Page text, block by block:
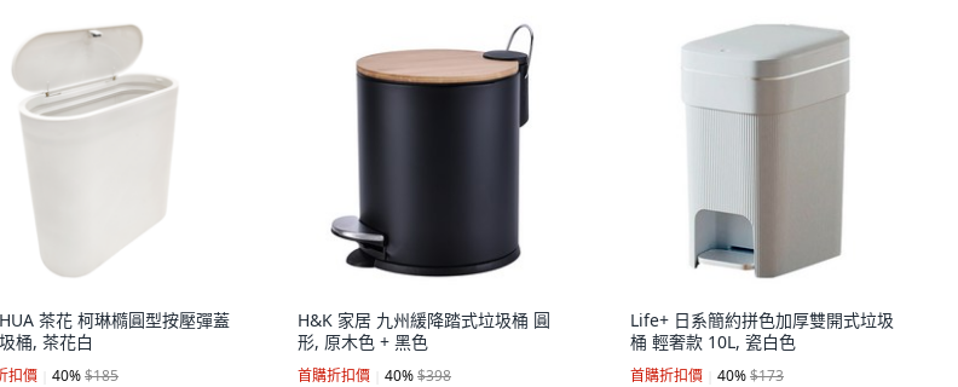
茶花 柯琳橢圓型按壓彈蓋
桶, 茶花白
扣價 40%$185
H&K 家居 九州緩降踏式垃圾桶 圓
形, 原木色 + 黑色
首購折扣價 40%$398
Life+ 日系簡約拼色加厚雙開式垃圾
桶 輕奢款 10L, 瓷白色
首購折扣價 40%$173